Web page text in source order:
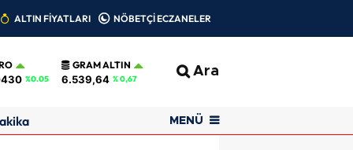
ALTIN FİYATLARI NÖBETÇİ ECZANELER
%0.05
GRAM ALTIN
6.539,64 % 0,67 Ara
MENÜ